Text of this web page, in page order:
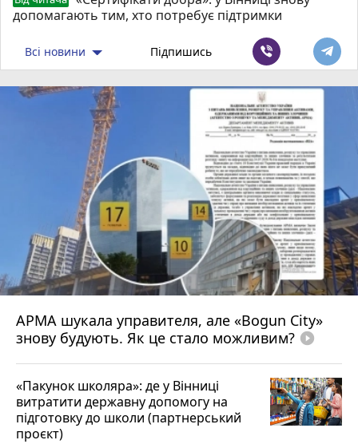
допомагають тим, хто потребує підтримки
Всі новини Підпишись
АРМА шукала управителя, але «Bogun City»
знову будують. Як це стало можливим? play_circle_filled
«Пакунок школяра»: де у Вінниці
витратити державну допомогу на
підготовку до школи (партнерський
проєкт)